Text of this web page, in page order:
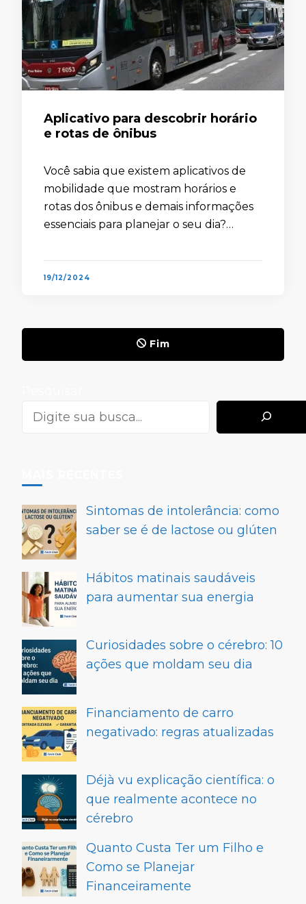
Aplicativo para descobrir horário
e rotas de ônibus
Você sabia que existem aplicativos de
mobilidade que mostram horários e
rotas dos ônibus e demais informações
essenciais para planejar o seu dia?
19/12/2024
Fim
Sintomas de intolerância: como
saber se é de lactose ou glúten
Hábitos matinais saudáveis
para aumentar sua energia
Curiosidades sobre o cérebro: 10
ações que moldam seu dia
Financiamento de carro
negativado: regras atualizadas
Déjà vu explicação científica: o
que realmente acontece no
cérebro
Quanto Custa Ter um Filho e
Como se Planejar
Financeiramente